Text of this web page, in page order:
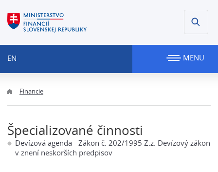
EN MENU
Financie
Špecializované činnosti
Devízová agenda - Zákon č. 202/1995 Z.z. Devízový zákon
v znení neskorších predpisov